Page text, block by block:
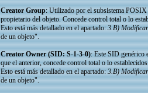
Creator Group: Utilizado por el subsistema
propietario del objeto. Concede control total o lo
Esto está más detallado en el apartado:3.B)
de un objeto".
Creator Owner (SID: S-1-3-0): Este SID genérico
que el anterior, concede control total o lo
Esto está más detallado en el apartado:3.B)
de un objeto".